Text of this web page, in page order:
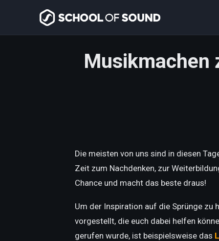
Musikmachen
Die meisten von uns sind in diesen
Zeit zum Nachdenken, zur
Chance und macht das beste draus!
Um der Inspiration auf die Sprünge zu
vorgestellt, die euch dabei helfen
gerufen wurde, ist beispielsweise das